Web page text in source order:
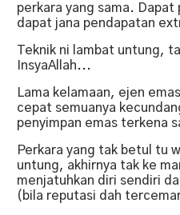
perkara yang sama. Dapat
dapat jana pendapatan
Teknik ni lambat untung,
InsyaAllah...
Lama kelamaan, ejen
cepat semuanya
penyimpan emas terkena
Perkara yang tak betul tu
untung, akhirnya tak ke
menjatuhkan diri sendiri
(bila reputasi dah